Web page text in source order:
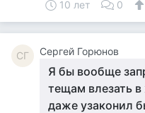
10 лет 0
СГ Сергей Горюнов
Я бы вообще
тещам влезать
даже узаконил